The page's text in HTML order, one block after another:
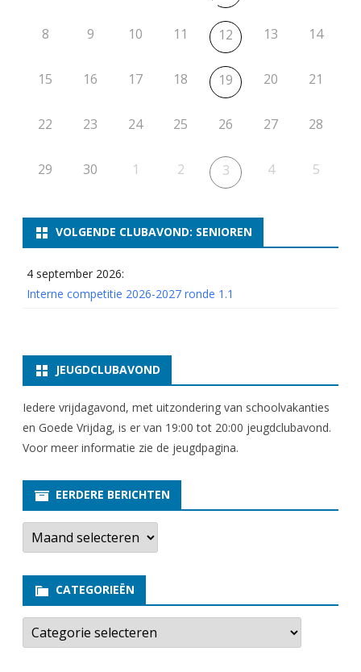
8 9 10 11 12 13 14
15 16 17 18 19 20 21
22 23 24 25 26 27 28
29 30 1 2 3 4 5
VOLGENDE CLUBAVOND: SENIOREN
4 september 2026:
Interne competitie 2026-2027 ronde 1.1
JEUGDCLUBAVOND
Iedere vrijdagavond, met uitzondering van schoolvakanties
en Goede Vrijdag, is er van 19:00 tot 20:00 jeugdclubavond.
Voor meer informatie zie de jeugdpagina.
EERDERE BERICHTEN
E
r
e
e
b
r
CATEGORIEËN
C
t